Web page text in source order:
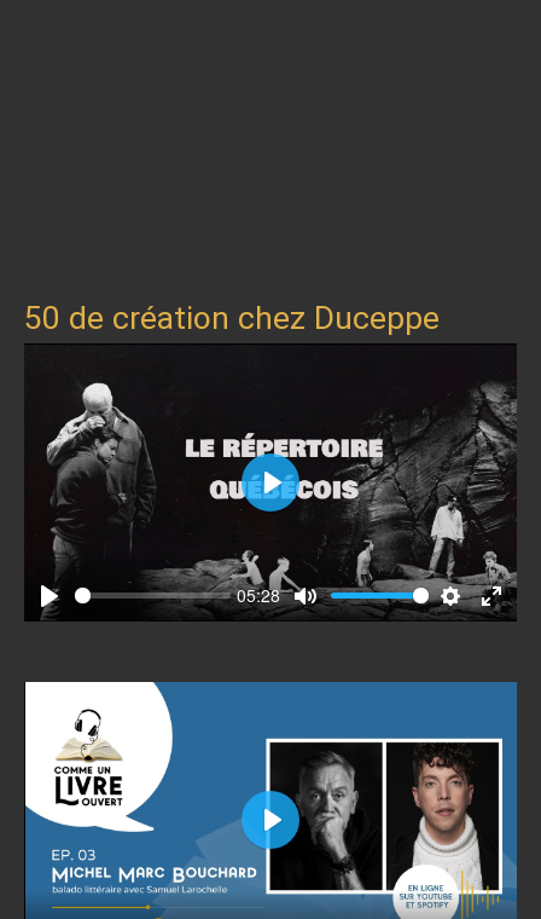
50 de création chez Duceppe
Play
05:28
Mute SettingsEnter
Play
Play